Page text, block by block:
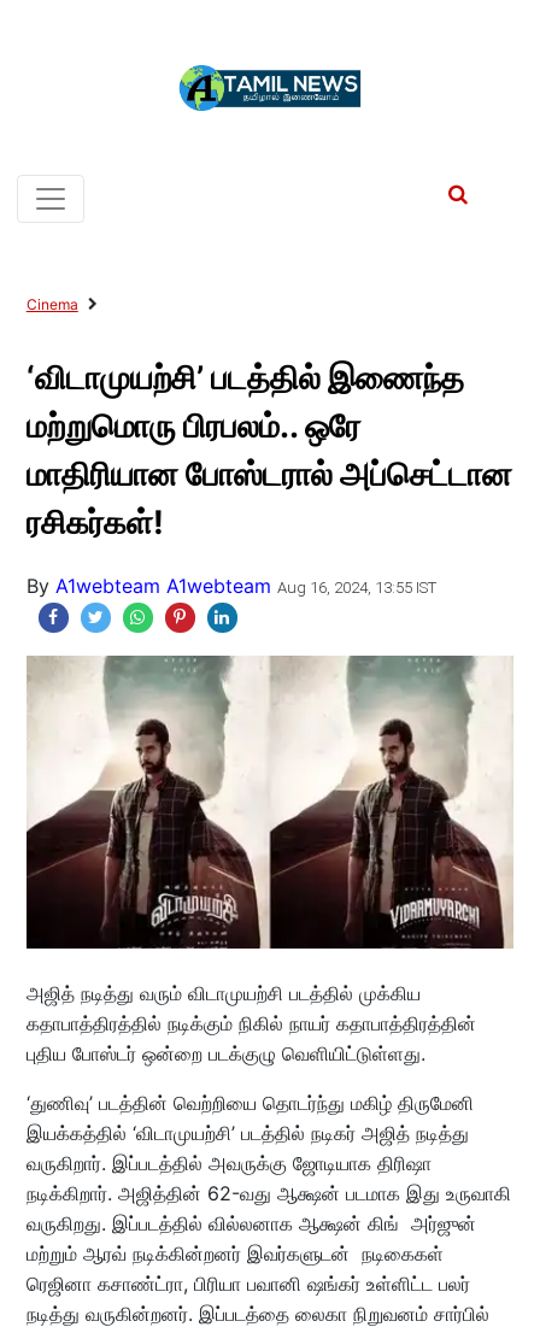
Cinema
‘விடாமுயற்சி’ படத்தில் இணைந்த
மற்றுமொரு பிரபலம்.. ஒரே
மாதிரியான போஸ்டரால் அப்செட்டான
ரசிகர்கள்!
By A1webteam A1webteam Aug 16, 2024, 13:55 IST
அஜித் நடித்து வரும் விடாமுயற்சி படத்தில் முக்கிய
கதாபாத்திரத்தில் நடிக்கும் நிகில் நாயர் கதாபாத்திரத்தின்
புதிய போஸ்டர் ஒன்றை படக்குழு வெளியிட்டுள்ளது.
‘துணிவு’ படத்தின் வெற்றியை தொடர்ந்து மகிழ் திருமேனி
இயக்கத்தில் ‘விடாமுயற்சி’ படத்தில் நடிகர் அஜித் நடித்து
வருகிறார். இப்படத்தில் அவருக்கு ஜோடியாக திரிஷா
நடிக்கிறார். அஜித்தின் 62-வது ஆக்ஷன் படமாக இது உருவாகி
வருகிறது. இப்படத்தில் வில்லனாக ஆக்ஷன் கிங் அர்ஜுன்
மற்றும் ஆரவ் நடிக்கின்றனர் இவர்களுடன் நடிகைகள்
ரெஜினா கசாண்ட்ரா, பிரியா பவானி ஷங்கர் உள்ளிட்ட பலர்
நடித்து வருகின்றனர். இப்படத்தை லைகா நிறுவனம் சார்பில்